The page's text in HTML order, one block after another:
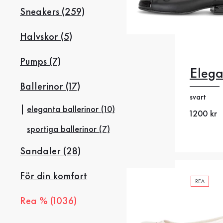
Sneakers (259)
Halvskor (5)
Pumps (7)
Ballerinor (17)
eleganta ballerinor (10)
sportiga ballerinor (7)
Sandaler (28)
För din komfort
Rea % (1036)
svart
Nytt pris
1200 kr
35
38
REA